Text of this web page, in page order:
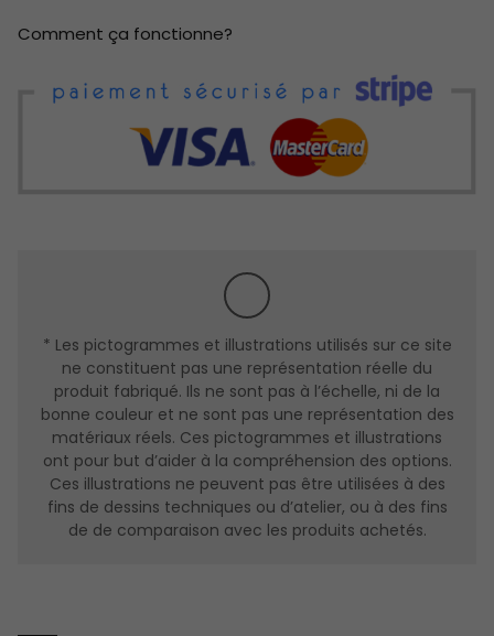
Composé d’un système trois coupes-froid (côté
sur cap de porte très efficace contre les infiltrations
d’air et de froid.
Comment ça fonctionne?
* Les pictogrammes et illustrations utilisés sur ce site
ne constituent pas une représentation réelle du
produit fabriqué. Ils ne sont pas à l’échelle, ni de la
bonne couleur et ne sont pas une représentation des
matériaux réels. Ces pictogrammes et illustrations
ont pour but d’aider à la compréhension des options.
Ces illustrations ne peuvent pas être utilisées à des
fins de dessins techniques ou d’atelier, ou à des fins
de de comparaison avec les produits achetés.